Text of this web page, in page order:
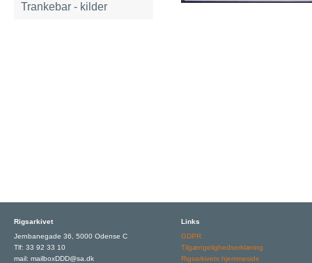
Trankebar - kilder
Rigsarkivet
Jernbanegade 36, 5000 Odense C
Tlf: 33 92 33 10
mail: mailboxDDD@sa.dk
Links
GDPR
Tilgængelighedserklæring
Rigsarkivets hjemmeside